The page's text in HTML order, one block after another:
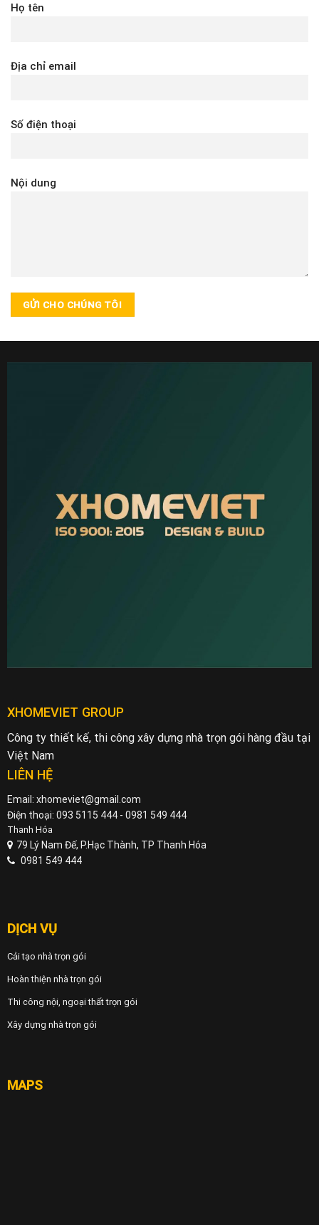
Họ tên
Địa chỉ email
Số điện thoại
Nội dung
XHOMEVIET GROUP
Công ty thiết kế, thi công xây dựng nhà trọn gói hàng đầu tại
Việt Nam
LIÊN HỆ
Email: xhomeviet@gmail.com
Điện thoại: 093 5115 444 - 0981 549 444
Thanh Hóa
79 Lý Nam Đế, P.Hạc Thành, TP Thanh Hóa
0981 549 444
DỊCH VỤ
Cải tạo nhà trọn gói
Hoàn thiện nhà trọn gói
Thi công nội, ngoại thất trọn gói
Xây dựng nhà trọn gói
MAPS